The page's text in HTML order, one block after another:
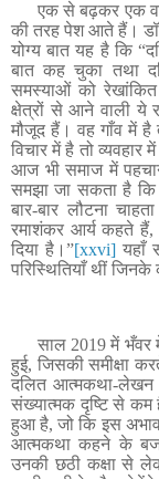
एक से बढ़कर एक
की तरह पेश आते हैं।
योग्य बात यह है कि
बात कह चुका तथा
समस्याओं को
क्षेत्रों से आने वाली ये
मौजूद हैं। वह गाँव में है
विचार में है तो
आज भी समाज में
समझा जा सकता है कि
बार-बार लौटना
रमाशंकर आर्य कहते हैं,
दिया है।”[xxvi] यहाँ
परिस्थितियाँ थीं
साल 2019 में भँवर
हुई, जिसकी समीक्षा
दलित आत्मकथा-लेखन
संख्यात्मक दृष्टि से कम
हुआ है, जो कि इस
आत्मकथा कहने के
उनकी छठी कक्षा से